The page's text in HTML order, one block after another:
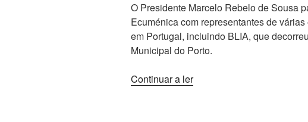
O Presidente Marcelo Rebelo de Sousa
Ecuménica com representantes de
em Portugal, incluindo BLIA, que
Municipal do Porto.
Continuar a ler